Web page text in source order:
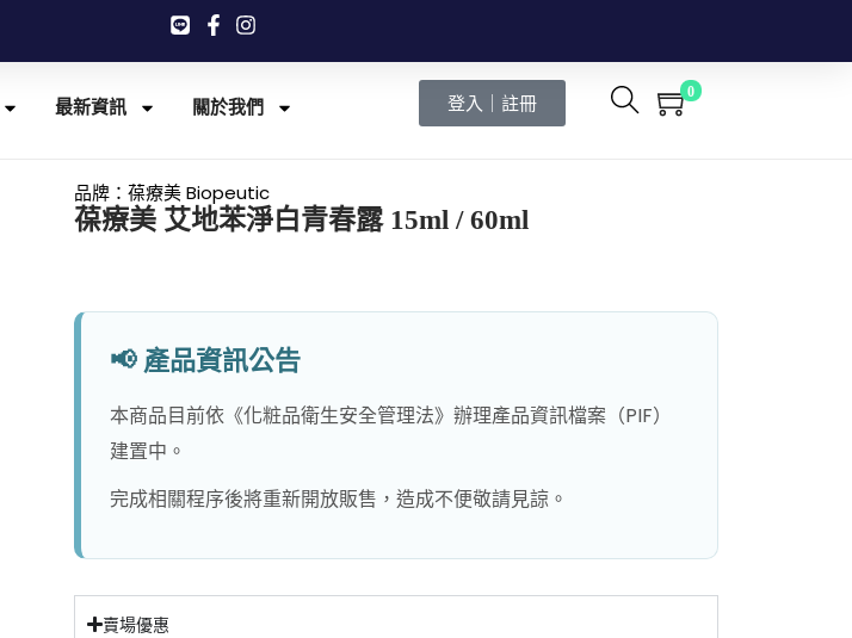
最新資訊 關於我們 登入｜註冊 0
品牌： 葆療美 Biopeutic
葆療美 艾地苯淨白青春露 15ml / 60ml
📢 產品資訊公告
本商品目前依《化粧品衛生安全管理法》辦理產品資訊檔案（PIF）
建置中。
完成相關程序後將重新開放販售，造成不便敬請見諒。
賣場優惠